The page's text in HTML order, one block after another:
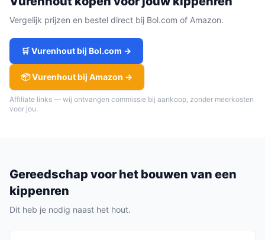
Vergelijk prijzen en bestel direct bij Bol.com of Amazon.
🛒Vurenhoutbij Bol.com →
📦Vurenhoutbij Amazon →
Affiliate links — wij ontvangen commissie bij aankoop, zonder meerkosten
voor jou.
Gereedschap voor het bouwen van een
kippenren
Dit heb je nodig naast het hout.